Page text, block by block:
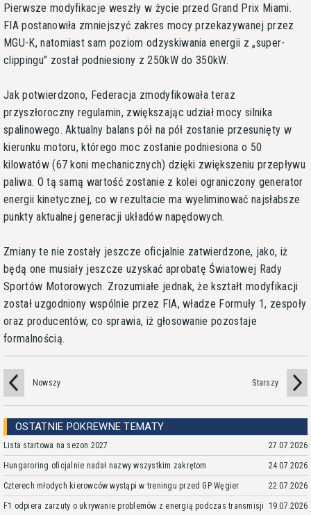
Pierwsze modyfikacje weszły w życie przed Grand Prix Miami.
FIA postanowiła zmniejszyć zakres mocy przekazywanej przez
MGU-K, natomiast sam poziom odzyskiwania energii z „super-
clippingu” został podniesiony z 250kW do 350kW.
Jak potwierdzono, Federacja zmodyfikowała teraz
przyszłoroczny regulamin, zwiększając udział mocy silnika
spalinowego. Aktualny balans pół na pół zostanie przesunięty w
kierunku motoru, którego moc zostanie podniesiona o 50
kilowatów (67 koni mechanicznych) dzięki zwiększeniu przepływu
paliwa. O tą samą wartość zostanie z kolei ograniczony generator
energii kinetycznej, co w rezultacie ma wyeliminować najsłabsze
punkty aktualnej generacji układów napędowych.
Zmiany te nie zostały jeszcze oficjalnie zatwierdzone, jako, iż
będą one musiały jeszcze uzyskać aprobatę Światowej Rady
Sportów Motorowych. Zrozumiałe jednak, że kształt modyfikacji
został uzgodniony wspólnie przez FIA, władze Formuły 1, zespoły
oraz producentów, co sprawia, iż głosowanie pozostaje
formalnością.
Nowszy Starszy
OSTATNIE POKREWNE TEMATY
Lista startowa na sezon 2027 27.07.2026
Hungaroring oficjalnie nadał nazwy wszystkim zakrętom 24.07.2026
Czterech młodych kierowców wystąpi w treningu przed GP Węgier 22.07.2026
F1 odpiera zarzuty o ukrywanie problemów z energią podczas transmisji 19.07.2026